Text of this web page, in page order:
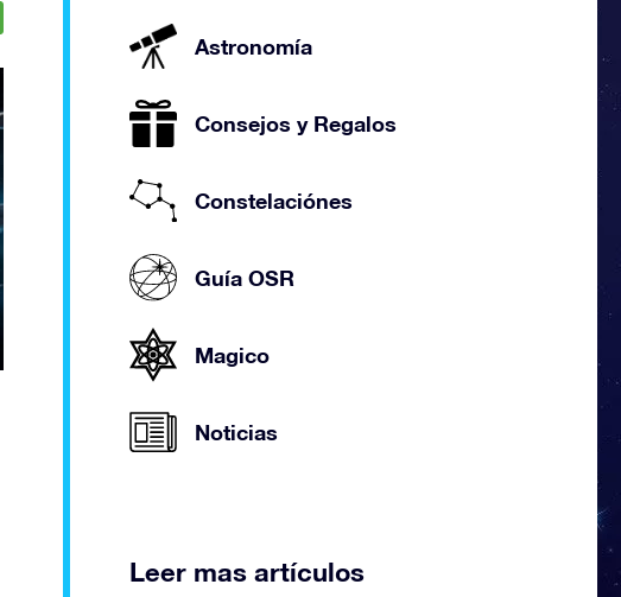
Astronomía
Consejos y Regalos
Constelaciónes
Guía OSR
Magico
Noticias
Leer mas artículos